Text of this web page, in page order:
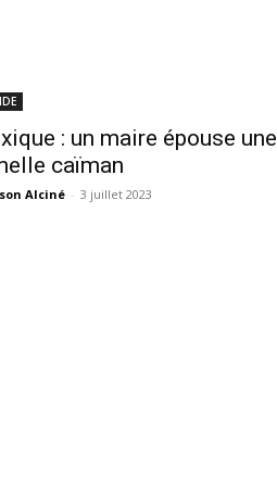
: un maire épouse une
caïman
Alciné - 3 juillet 2023